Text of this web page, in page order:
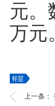
元。
万元
上一条：